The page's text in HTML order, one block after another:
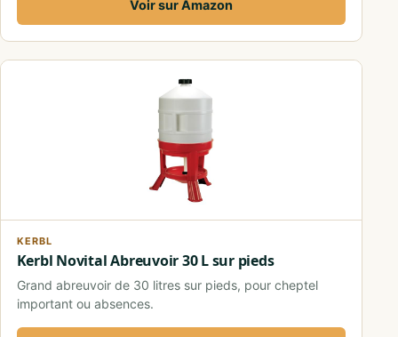
Voir sur Amazon
KERBL
Kerbl Novital Abreuvoir 30 L sur pieds
Grand abreuvoir de 30 litres sur pieds, pour cheptel
important ou absences.